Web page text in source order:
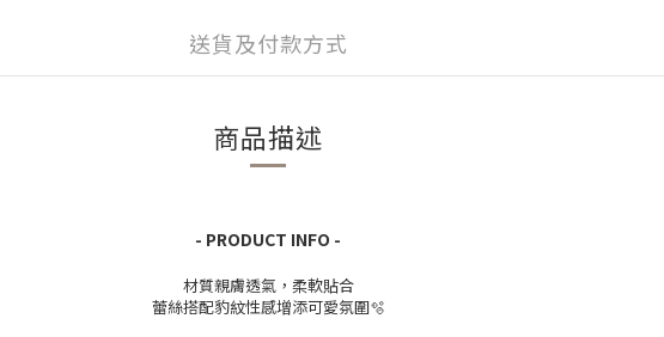
送貨及付款方式
商品描述
- PRODUCT INFO -
材質親膚透氣，柔軟貼合
蕾絲搭配豹紋性感增添可愛氛圍🫧